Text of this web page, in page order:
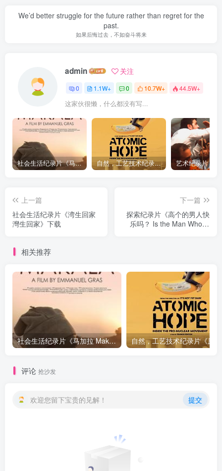
We’d better struggle for the future rather than regret for the
past.
如果后悔过去，不如奋斗将来
admin 关注
0 1.1W+ 0 10.7W+ 44.5W+
这家伙很懒，什么都没有写...
社会生活纪录片《马加拉 Makala》下载 自然，工艺技术纪录片《原子能的希望 Atomic Hope – Inside the Pro-Nuclear Movement》下载
上一篇
社会生活纪录片《湾生回家
灣生回家》下载
下一篇
探索纪录片《高个的男人快
乐吗？ Is the Man Who Is
相关推荐
社会生活纪录片《马加拉 Makala》下载
评论 抢沙发
欢迎您留下宝贵的见解！ 提交